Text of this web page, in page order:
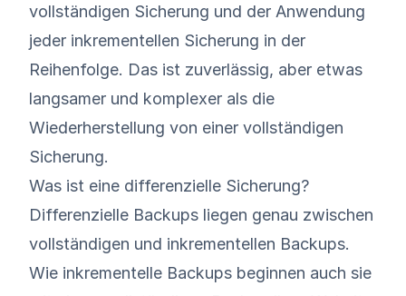
vollständigen Sicherung und der Anwendung
jeder inkrementellen Sicherung in der
Reihenfolge. Das ist zuverlässig, aber etwas
langsamer und komplexer als die
Wiederherstellung von einer vollständigen
Sicherung.
Was ist eine differenzielle Sicherung?
Differenzielle Backups liegen genau zwischen
vollständigen und inkrementellen Backups.
Wie inkrementelle Backups beginnen auch sie